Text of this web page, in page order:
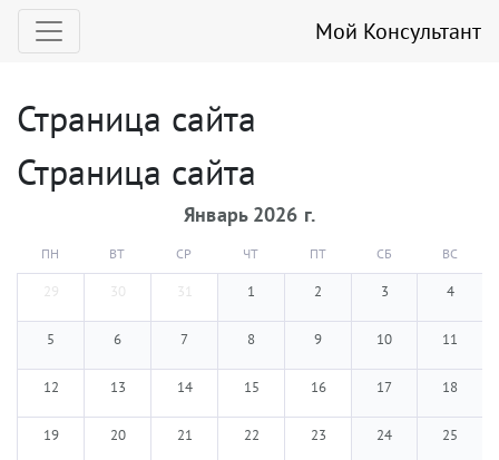
Мой Консультант
Страница сайта
Страница сайта
Январь 2026 г.
ПН ВТ СР ЧТ ПТ СБ ВС
29 30 31 1 2 3 4
5 6 7 8 9 10 11
12 13 14 15 16 17 18
19 20 21 22 23 24 25